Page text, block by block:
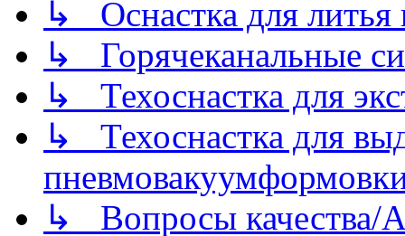
↳ Оснастка для литья
↳ Горячеканальные
↳ Техоснастка для
↳ Техоснастка для
↳ Вопросы качества/